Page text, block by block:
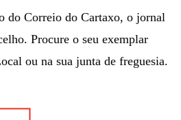
do Correio do Cartaxo, o jornal
Procure o seu exemplar
ou na sua junta de freguesia.